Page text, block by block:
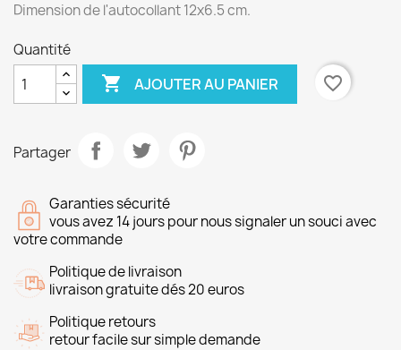
Dimension de l'autocollant 12x6.5 cm.
Quantité
 AJOUTER AU PANIER favorite_border
Partager
Garanties sécurité
vous avez 14 jours pour nous signaler un souci avec
votre commande
Politique de livraison
livraison gratuite dés 20 euros
Politique retours
retour facile sur simple demande